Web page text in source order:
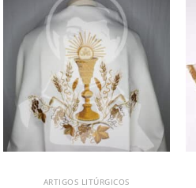
ARTIGOS LITÚRGICOS